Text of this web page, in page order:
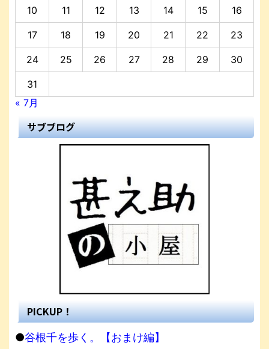
10 11 12 13 14 15 16
17 18 19 20 21 22 23
24 25 26 27 28 29 30
31
« 7月
サブブログ
PICKUP！
●谷根千を歩く。【おまけ編】